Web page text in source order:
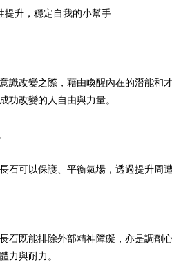
提升，穩定自我的小幫手
識改變之際，藉由喚醒內在的潛能和
功改變的人自由與力量。
石可以保護、平衡氣場，透過提升周
石既能排除外部精神障礙，亦是調劑
力與耐力。